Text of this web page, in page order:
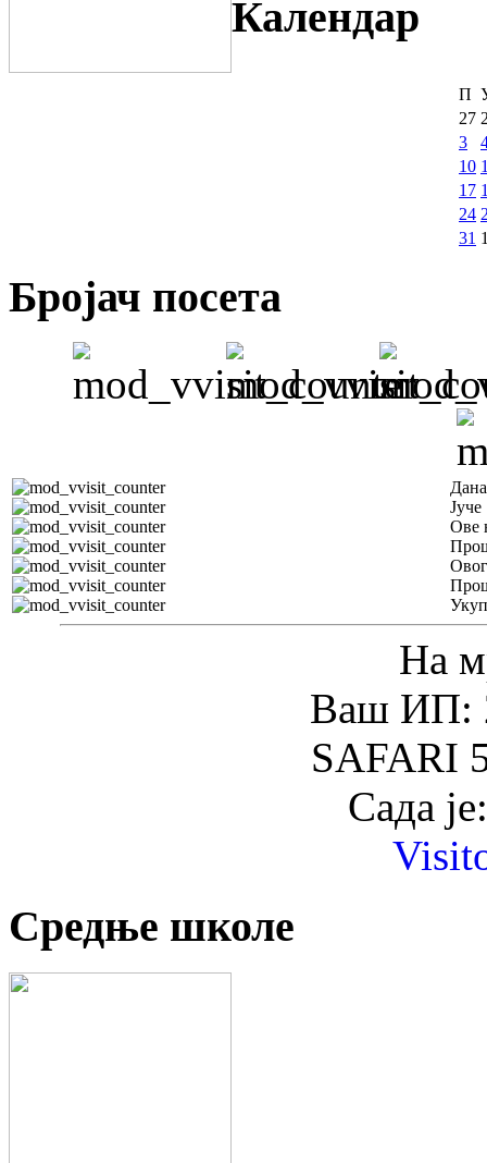
Календар
П
27
3
10
17
24
31
Бројач посета
Јуче
Ове
На
Ваш ИП:
SAFARI
Сада
Средње школе